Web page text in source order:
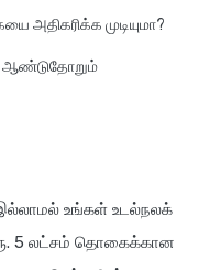
அதிகரிக்க முடியுமா?
ஆண்டுதோறும்
உங்கள் உடல்நலக்
5 லட்சம் தொகைக்கான